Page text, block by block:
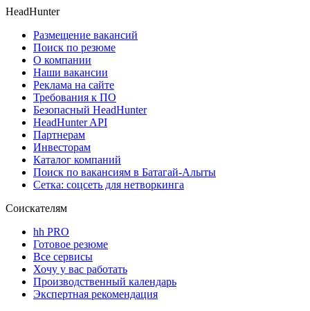
HeadHunter
Размещение вакансий
Поиск по резюме
О компании
Наши вакансии
Реклама на сайте
Требования к ПО
Безопасный HeadHunter
HeadHunter API
Партнерам
Инвесторам
Каталог компаний
Поиск по вакансиям в Батагай-Алыты
Сетка: соцсеть для нетворкинга
Соискателям
hh PRO
Готовое резюме
Все сервисы
Хочу у вас работать
Производственный календарь
Экспертная рекомендация